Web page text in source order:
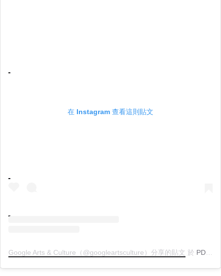
在 Instagram 查看這則貼文
Google Arts & Culture（@googleartsculture）分享的貼文 於 PDT 2020 年 3月 月 27 日 上午 2:00